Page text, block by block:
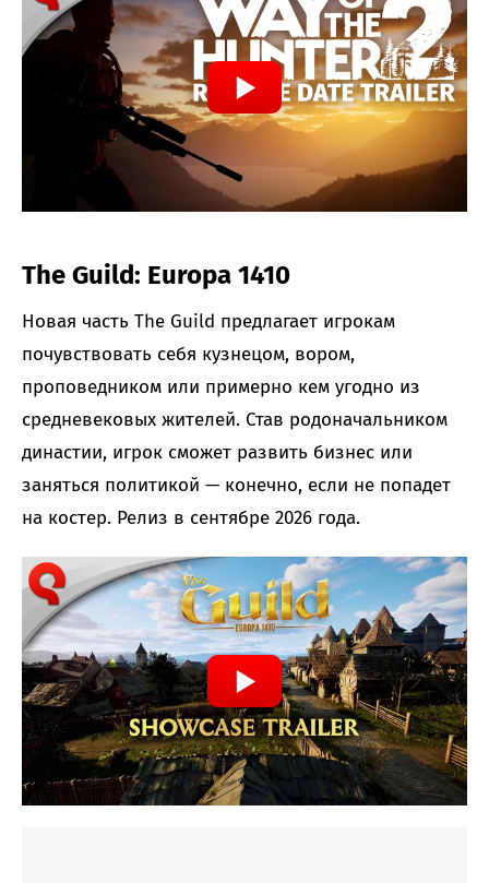
The Guild: Europa 1410
Новая часть The Guild предлагает игрокам
почувствовать себя кузнецом, вором,
проповедником или примерно кем угодно из
средневековых жителей. Став родоначальником
династии, игрок сможет развить бизнес или
заняться политикой — конечно, если не попадет
на костер. Релиз в сентябре 2026 года.